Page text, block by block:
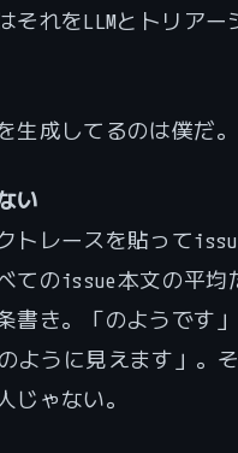
それをLLMとトリア
生成してるのは僕だ。
い
トレースを貼って
てのissue本文の平均
書き。「のようです
ように見えます」。
じゃない。